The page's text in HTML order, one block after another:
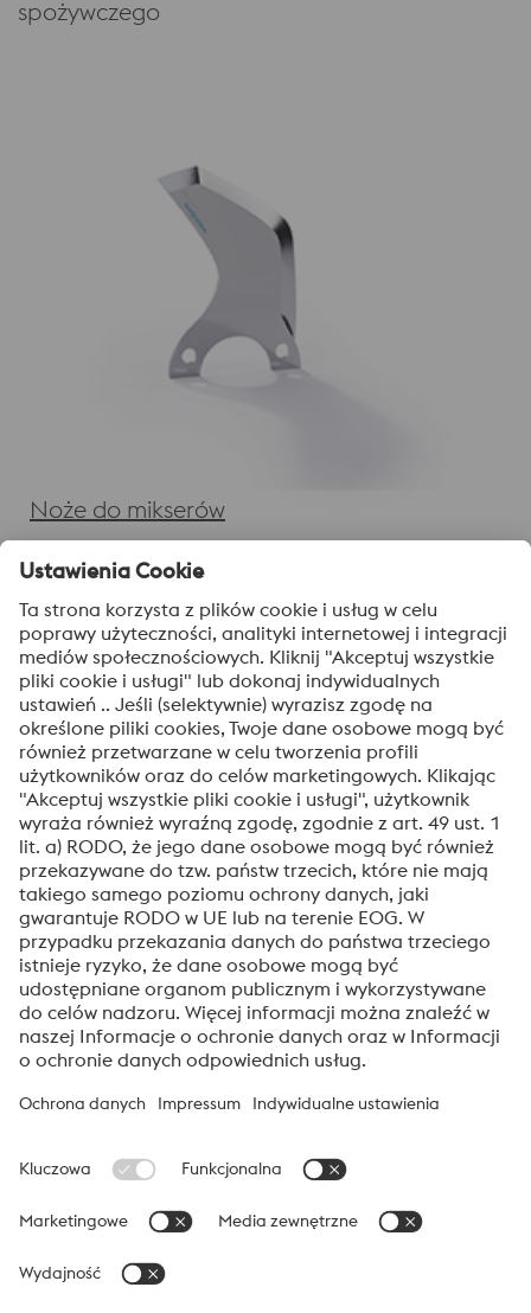
spożywczego
Noże do mikserów
Technologia przetwarzania drobiu
voestalpine High Performance Metals Polska jest spółką
voestalpine. Dywizja skupia się na produktach dedykowanych
liderem w stalach narzędzowych i specjalnych.